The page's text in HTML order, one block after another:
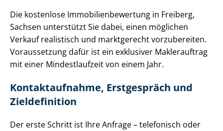
Die kostenlose Im­mo­bi­li­en­be­wer­tung in Freiberg,
Sachsen unterstützt Sie dabei, einen möglichen
Verkauf realistisch und marktgerecht vorzubereiten.
Voraussetzung dafür ist ein exklusiver Maklerauftrag
mit einer Mindestlaufzeit von einem Jahr.
Kontaktaufnahme, Erstgespräch und
Zieldefinition
Der erste Schritt ist Ihre Anfrage – telefonisch oder